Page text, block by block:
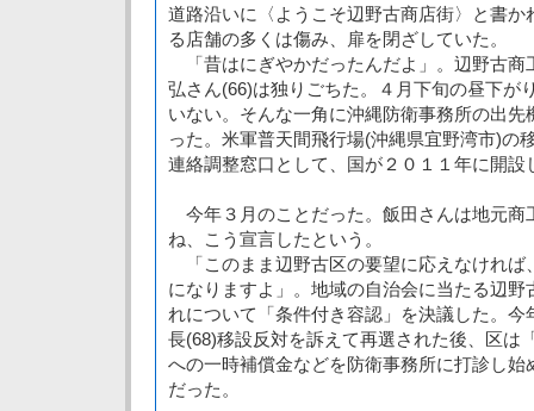
道路沿いに〈ようこそ辺野古商店街〉と書か
る店舗の多くは傷み、扉を閉ざしていた。
「昔はにぎやかだったんだよ」。辺野古商
弘さん(66)は独りごちた。４月下旬の昼下が
いない。そんな一角に沖縄防衛事務所の出
った。米軍普天間飛行場(沖縄県宜野湾市)の
連絡調整窓口として、国が２０１１年に開設
今年３月のことだった。飯田さんは地元商
ね、こう宣言したという。
「このまま辺野古区の要望に応えなければ
になりますよ」。地域の自治会に当たる辺
れについて「条件付き容認」を決議した。
長(68)移設反対を訴えて再選された後、区は
への一時補償金などを防衛事務所に打診し始
だった。